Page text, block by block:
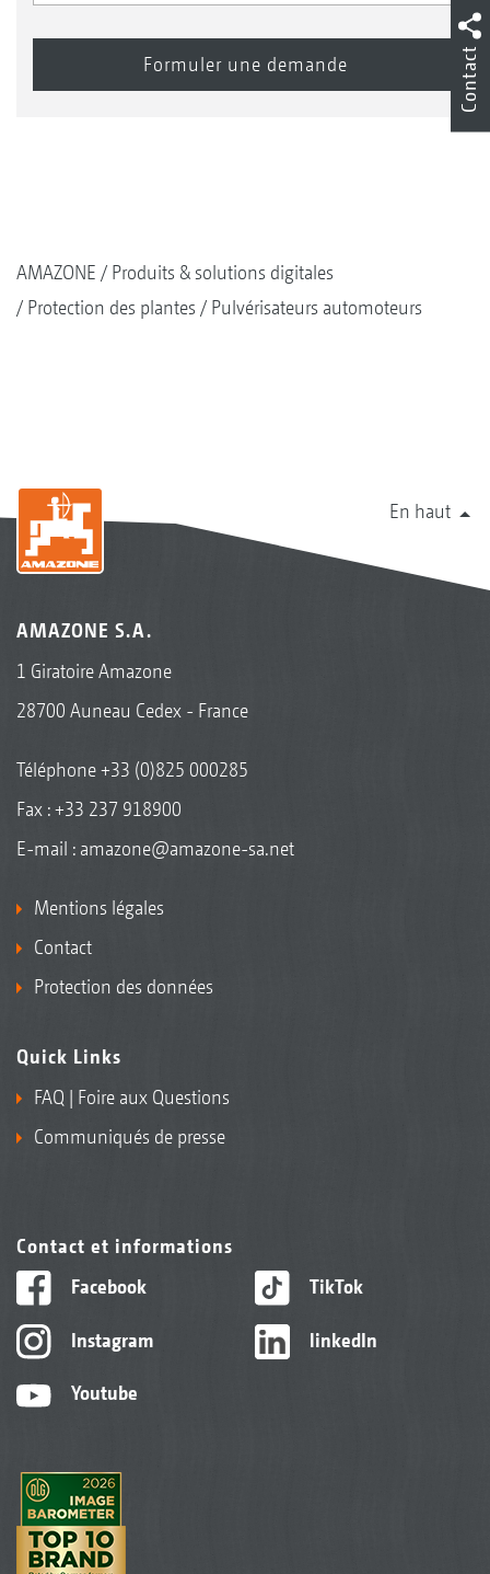
AMAZONE
Produits & solutions digitales
Protection des plantes
Pulvérisateurs automoteurs
En haut
AMAZONE S.A.
1 Giratoire Amazone
28700 Auneau Cedex - France
Téléphone+33 (0)825 000285
Fax : +33 237 918900
E-mail : amazone@amazone-sa.net
Mentions légales
Contact
Protection des données
Quick Links
FAQ | Foire aux Questions
Communiqués de presse
Contact et informations
Facebook
Instagram
Youtube
TikTok
linkedIn
Contact